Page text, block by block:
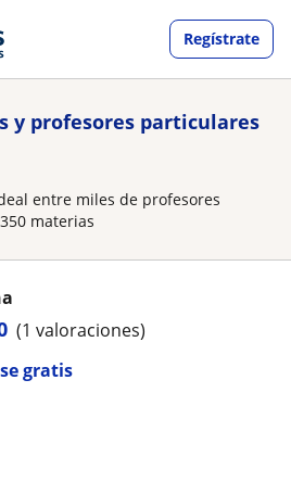
Regístrate
y profesores particulares
entre miles de profesores
materias
gratis
(1 valoraciones)